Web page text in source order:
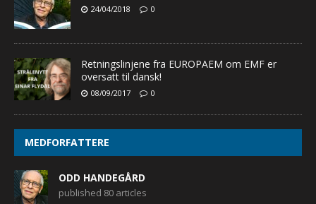
24/04/2018 0
Retningslinjene fra EUROPAEM om EMF er
oversatt til dansk!
08/09/2017 0
MEDFORFATTERE
ODD HANDEGÅRD
published 80 articles